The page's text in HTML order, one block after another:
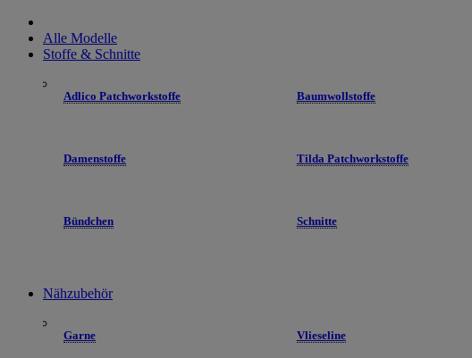
Alle Modelle
Stoffe & Schnitte
Adlico Patchworkstoffe Baumwollstoffe
Damenstoffe Tilda Patchworkstoffe
Bündchen Schnitte
Nähzubehör
Garne Vlieseline